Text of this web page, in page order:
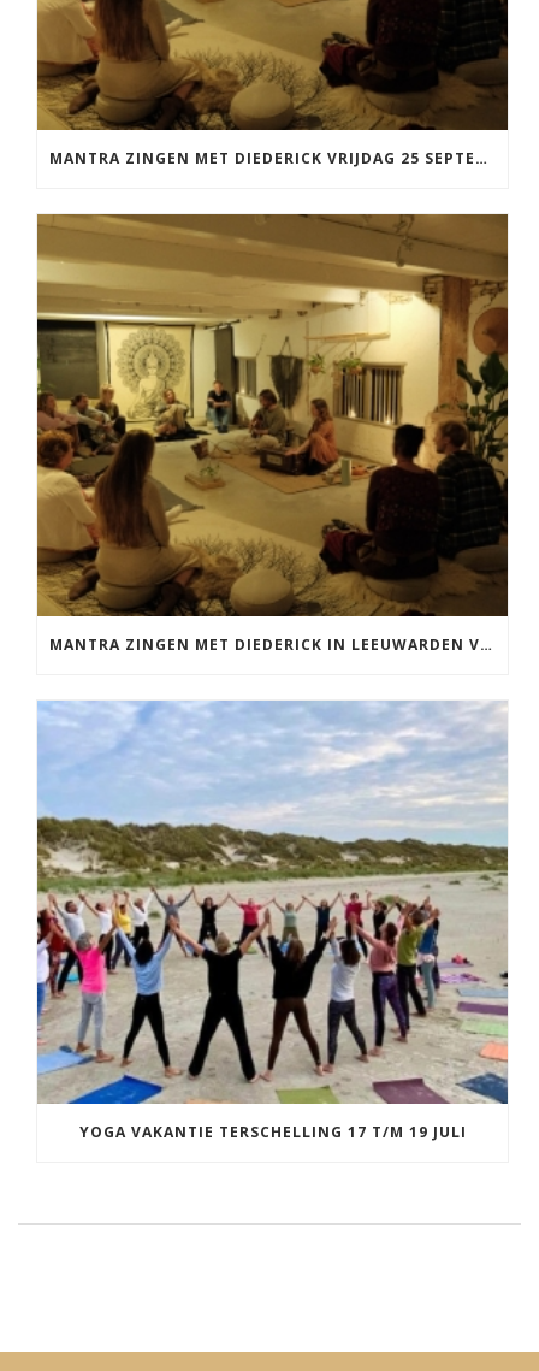
MANTRA ZINGEN MET DIEDERICK VRIJDAG 25 SEPTEMBER EN 20 NOVEMBER
MANTRA ZINGEN MET DIEDERICK IN LEEUWARDEN VRIJDAG 12 JUNI KIRTAN
YOGA VAKANTIE TERSCHELLING 17 T/M 19 JULI